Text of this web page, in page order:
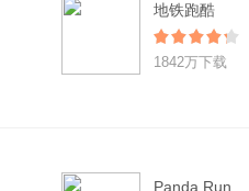
地铁跑酷
1842万下载
Panda Run